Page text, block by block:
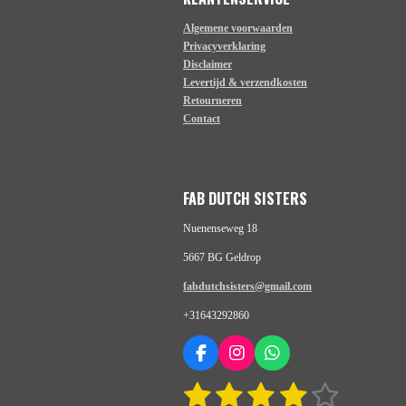
Algemene voorwaarden
Privacyverklaring
Disclaimer
Levertijd & verzendkosten
Retourneren
Contact
FAB DUTCH SISTERS
Nuenenseweg 18
5667 BG Geldrop
fabdutchsisters@gmail.com
+31643292860
F
c
I
s
W
a
R
1 2 3 4 5